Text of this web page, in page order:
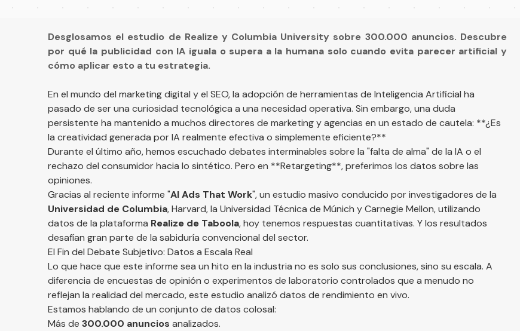
Desglosamos el estudio de Realize y Columbia University sobre 300.000 anuncios. Descubre
por qué la publicidad con IA iguala o supera a la humana solo cuando evita parecer artificial y
cómo aplicar esto a tu estrategia.
En el mundo del marketing digital y el SEO, la adopción de herramientas de Inteligencia Artificial ha
pasado de ser una curiosidad tecnológica a una necesidad operativa. Sin embargo, una duda
persistente ha mantenido a muchos directores de marketing y agencias en un estado de cautela: **¿Es
la creatividad generada por IA realmente efectiva o simplemente eficiente?**
Durante el último año, hemos escuchado debates interminables sobre la "falta de alma" de la IA o el
rechazo del consumidor hacia lo sintético. Pero en **Retargeting**, preferimos los datos sobre las
opiniones.
Gracias al reciente informe "AI Ads That Work", un estudio masivo conducido por investigadores de la
Universidad de Columbia, Harvard, la Universidad Técnica de Múnich y Carnegie Mellon, utilizando
datos de la plataforma Realize de Taboola, hoy tenemos respuestas cuantitativas. Y los resultados
desafían gran parte de la sabiduría convencional del sector.
El Fin del Debate Subjetivo: Datos a Escala Real
Lo que hace que este informe sea un hito en la industria no es solo sus conclusiones, sino su escala. A
diferencia de encuestas de opinión o experimentos de laboratorio controlados que a menudo no
reflejan la realidad del mercado, este estudio analizó datos de rendimiento en vivo.
Estamos hablando de un conjunto de datos colosal:
Más de 300.000 anuncios analizados.